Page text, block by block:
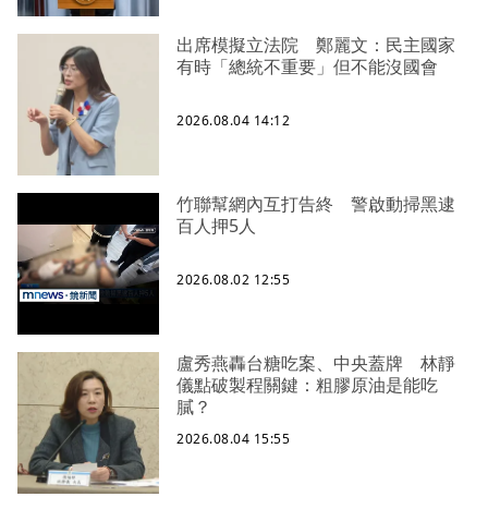
出席模擬立法院 鄭麗文：民主國家
有時「總統不重要」但不能沒國會
2026.08.04 14:12
竹聯幫網內互打告終 警啟動掃黑逮
百人押5人
2026.08.02 12:55
盧秀燕轟台糖吃案、中央蓋牌 林靜
儀點破製程關鍵：粗膠原油是能吃
膩？
2026.08.04 15:55